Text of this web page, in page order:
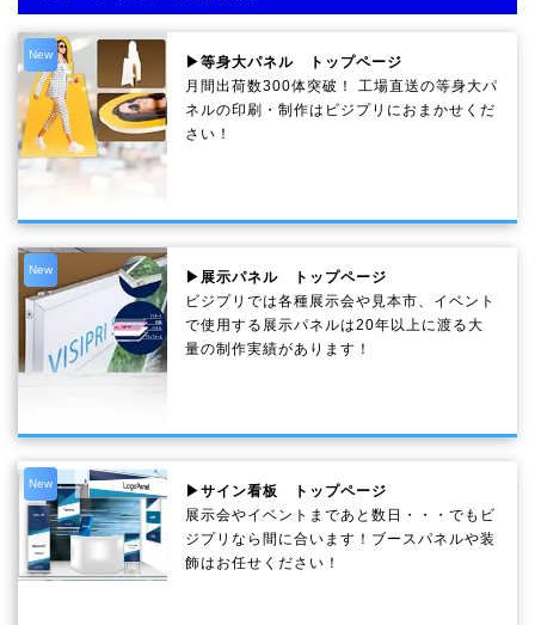
New
▶等身大パネル トップページ
月間出荷数300体突破！ 工場直送の等身大パ
ネルの印刷・制作は ビジプリ におまかせくだ
さい！
New
▶展示パネル トップページ
ビジプリでは各種展示会や見本市、イベント
で使用する展示パネルは20年以上に渡る大
量の制作実績があります！
New
▶サイン看板 トップページ
展示会やイベントまであと数日・・・でもビ
ジプリなら間に合います！ブースパネルや装
飾はお任せください！